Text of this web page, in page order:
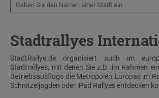
Stadtrallyes
StadtRallye.de organisiert auch im
Stadtrallyes, mit denen Sie z.B. im Rahmen
Betriebsausflugs die Metropolen Europas im
Schnitzeljagden oder iPad Rallyes entdecken